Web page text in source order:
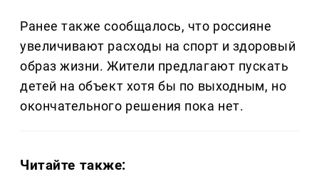
Ранее также сообщалось, что россияне
увеличивают расходы на спорт и здоровый
образ жизни. Жители предлагают пускать
детей на объект хотя бы по выходным, но
окончательного решения пока нет.
Читайте также: